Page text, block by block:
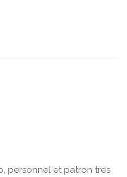
personnel et patron tres